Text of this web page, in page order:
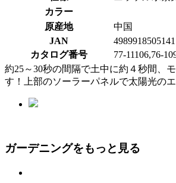
カラー
原産地
中国
JAN
4989918505141
カタログ番号
77-11106,76-
約25～30秒の間隔で土中に約４秒間、
す！上部のソーラーパネルで太陽光の
ガーデニングをもっと見る